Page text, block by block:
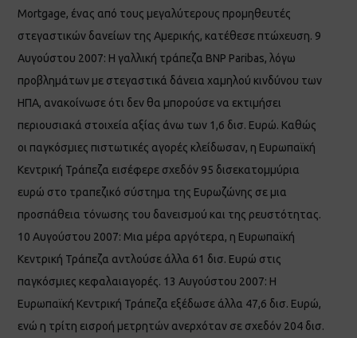
Mortgage, ένας από τους μεγαλύτερους προμηθευτές
στεγαστικών δανείων της Αμερικής, κατέθεσε πτώχευση. 9
Αυγούστου 2007: Η γαλλική τράπεζα BNP Paribas, λόγω
προβλημάτων με στεγαστικά δάνεια χαμηλού κινδύνου των
ΗΠΑ, ανακοίνωσε ότι δεν θα μπορούσε να εκτιμήσει
περιουσιακά στοιχεία αξίας άνω των 1,6 δισ. Ευρώ. Καθώς
οι παγκόσμιες πιστωτικές αγορές κλείδωσαν, η Ευρωπαϊκή
Κεντρική Τράπεζα εισέφερε σχεδόν 95 δισεκατομμύρια
ευρώ στο τραπεζικό σύστημα της Ευρωζώνης σε μια
προσπάθεια τόνωσης του δανεισμού και της ρευστότητας.
10 Αυγούστου 2007: Μια μέρα αργότερα, η Ευρωπαϊκή
Κεντρική Τράπεζα αντλούσε άλλα 61 δισ. Ευρώ στις
παγκόσμιες κεφαλαιαγορές. 13 Αυγούστου 2007: Η
Ευρωπαϊκή Κεντρική Τράπεζα εξέδωσε άλλα 47,6 δισ. Ευρώ,
ενώ η τρίτη εισροή μετρητών ανερχόταν σε σχεδόν 204 δισ.